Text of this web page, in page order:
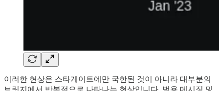
이러한 현상은 스타게이트에만 국한된 것이 아니라 대부분의
브릿지에서 반복적으로 나타나는 현상입니다. 범용 메시징 및